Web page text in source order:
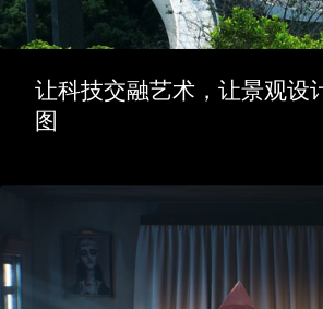
让科技交融艺术，让景观设
图